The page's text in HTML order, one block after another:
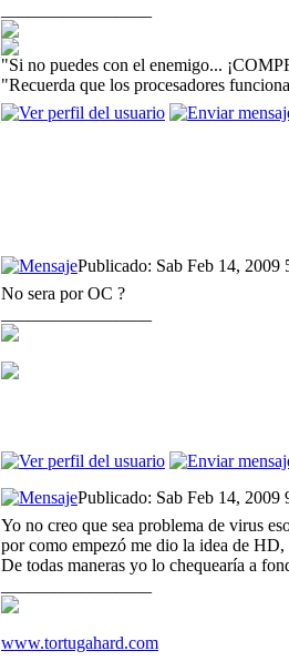
"Si no puedes con el enemigo...
"Recuerda que los procesadores
Publicado: Sab Feb 14, 2009
No sera por OC ?
Publicado: Sab Feb 14, 2009
Yo no creo que sea problema de virus
por como empezó me dio la idea de
De todas maneras yo lo chequearía a
www.tortugahard.com